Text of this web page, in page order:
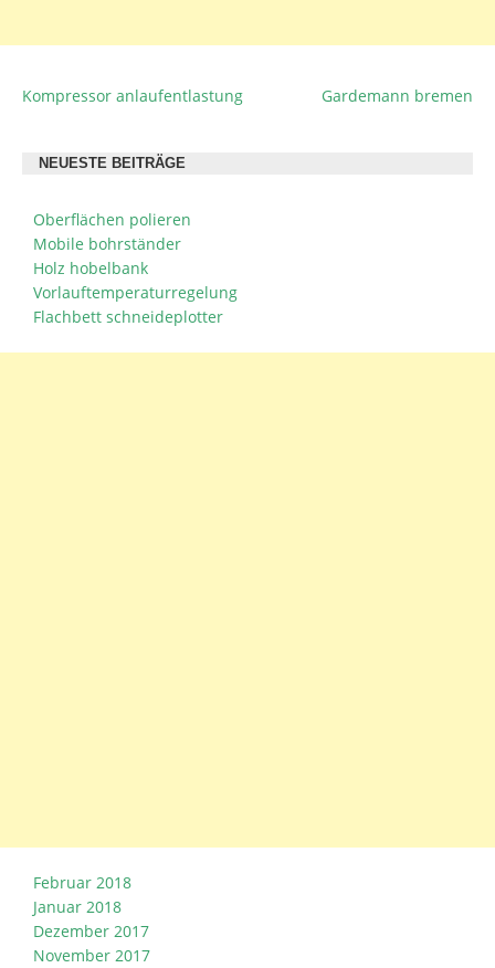
BEITRAGSNAVIGATION
Kompressor anlaufentlastung Gardemann bremen
NEUESTE BEITRÄGE
Oberflächen polieren
Mobile bohrständer
Holz hobelbank
Vorlauftemperaturregelung
Flachbett schneideplotter
Februar 2018
Januar 2018
Dezember 2017
November 2017